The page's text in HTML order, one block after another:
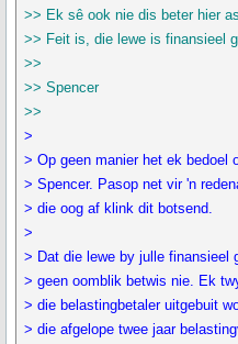
>> Ek sê ook nie dis beter hier
>> Feit is, die lewe is finansieel
>>
>> Spencer
>>
>
> Op geen manier het ek bedoel
> Spencer. Pasop net vir 'n
> die oog af klink dit botsend.
>
> Dat die lewe by julle finansieel
> geen oomblik betwis nie. Ek
> die belastingbetaler uitgebuit
> die afgelope twee jaar